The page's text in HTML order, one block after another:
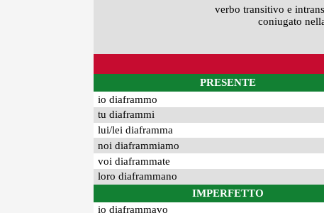
verbo transitivo e
coniugato
PRESENTE
io diaframmo
tu diaframmi
lui/lei diaframma
noi diaframmiamo
voi diaframmate
loro diaframmano
IMPERFETTO
io diaframmavo